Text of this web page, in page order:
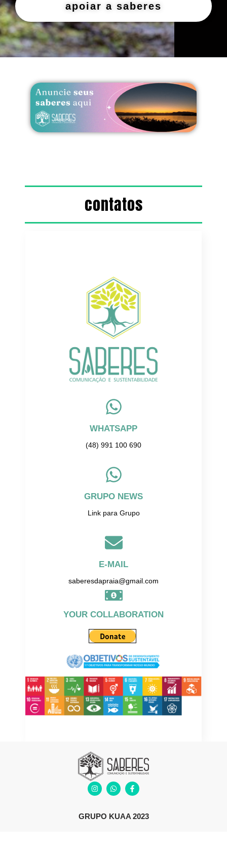
apoiar a saberes
contatos
WHATSAPP
(48) 991 100 690
GRUPO NEWS
Link para Grupo
E-MAIL
saberesdapraia@gmail.com
YOUR COLLABORATION
GRUPO KUAA 2023